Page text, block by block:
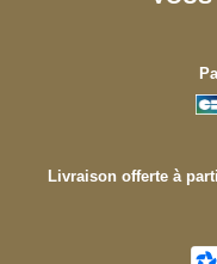
Livraison offerte à